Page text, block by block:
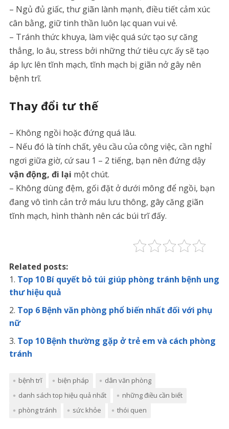
– Ngủ đủ giấc, thư giãn lành mạnh, điều tiết cảm xúc
cân bằng, giữ tinh thần luôn lạc quan vui vẻ.
– Tránh thức khuya, làm việc quá sức tạo sự căng
thẳng, lo âu, stress bởi những thứ tiêu cực ấy sẽ tạo
áp lực lên tĩnh mạch, tĩnh mạch bị giãn nở gây nên
bệnh trĩ.
Thay đổi tư thế
– Không ngồi hoặc đứng quá lâu.
– Nếu đó là tính chất, yêu cầu của công việc, cần nghỉ
ngơi giữa giờ, cứ sau 1 – 2 tiếng, bạn nên đứng dậy
vận động, đi lại một chút.
– Không dùng đệm, gối đặt ở dưới mông để ngồi, bạn
đang vô tình cản trở máu lưu thông, gây căng giãn
tĩnh mạch, hình thành nên các búi trĩ đấy.
Related posts:
Top 10 Bí quyết bỏ túi giúp phòng tránh bệnh ung
thư hiệu quả
Top 6 Bệnh văn phòng phổ biến nhất đối với phụ
nữ
Top 10 Bệnh thường gặp ở trẻ em và cách phòng
tránh
bệnh trĩ biện pháp
dân văn phòng
danh sách top hiệu quả nhất
những điều cần biết
phòng tránh
sức khỏe thói quen